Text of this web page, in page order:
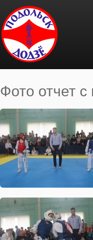
Перейти к основному
Фото отчет
Вы здесь